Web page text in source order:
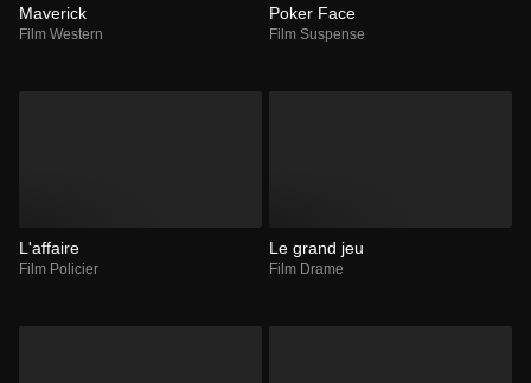
Maverick
Film Western
Poker Face
Film Suspense
L'affaire
Film Policier
Le grand jeu
Film Drame